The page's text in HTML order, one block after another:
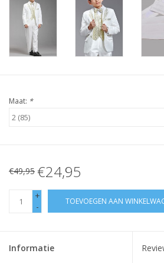
Maat: *
€49,95 €24,95
+
-
TOEVOEGEN AAN
Informatie